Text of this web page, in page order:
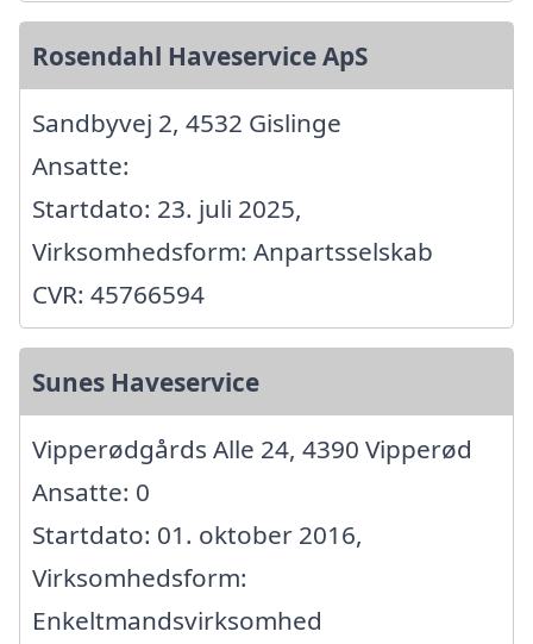
Rosendahl Haveservice ApS
Sandbyvej 2, 4532 Gislinge
Ansatte:
Startdato: 23. juli 2025,
Virksomhedsform: Anpartsselskab
CVR: 45766594
Sunes Haveservice
Vipperødgårds Alle 24, 4390 Vipperød
Ansatte: 0
Startdato: 01. oktober 2016,
Virksomhedsform:
Enkeltmandsvirksomhed